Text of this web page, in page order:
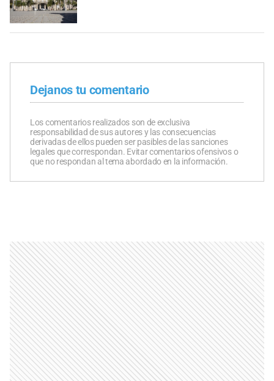
Dejanos tu comentario
Los comentarios realizados son de exclusiva
responsabilidad de sus autores y las consecuencias
derivadas de ellos pueden ser pasibles de las sanciones
legales que correspondan. Evitar comentarios ofensivos o
que no respondan al tema abordado en la información.